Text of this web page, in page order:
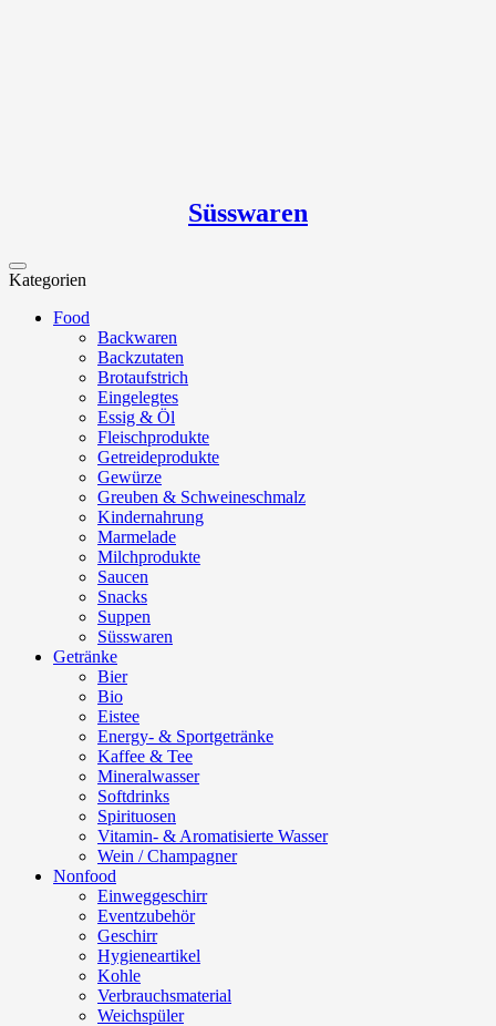
Süsswaren
Kategorien
Food
Backwaren
Backzutaten
Brotaufstrich
Eingelegtes
Essig & Öl
Fleischprodukte
Getreideprodukte
Gewürze
Greuben & Schweineschmalz
Kindernahrung
Marmelade
Milchprodukte
Saucen
Snacks
Suppen
Süsswaren
Getränke
Bier
Bio
Eistee
Energy- & Sportgetränke
Kaffee & Tee
Mineralwasser
Softdrinks
Spirituosen
Vitamin- & Aromatisierte Wasser
Wein / Champagner
Nonfood
Einweggeschirr
Eventzubehör
Geschirr
Hygieneartikel
Kohle
Verbrauchsmaterial
Weichspüler